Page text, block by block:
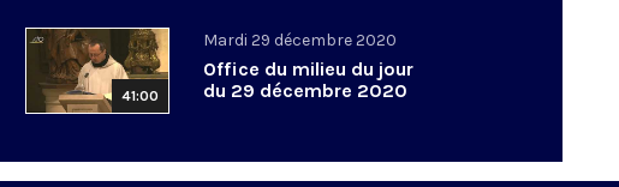
41:00
Mardi 29 décembre 2020
Office du milieu du jour
du 29 décembre 2020